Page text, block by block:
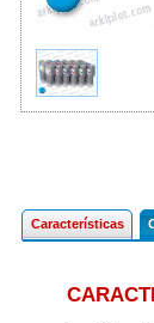
Características